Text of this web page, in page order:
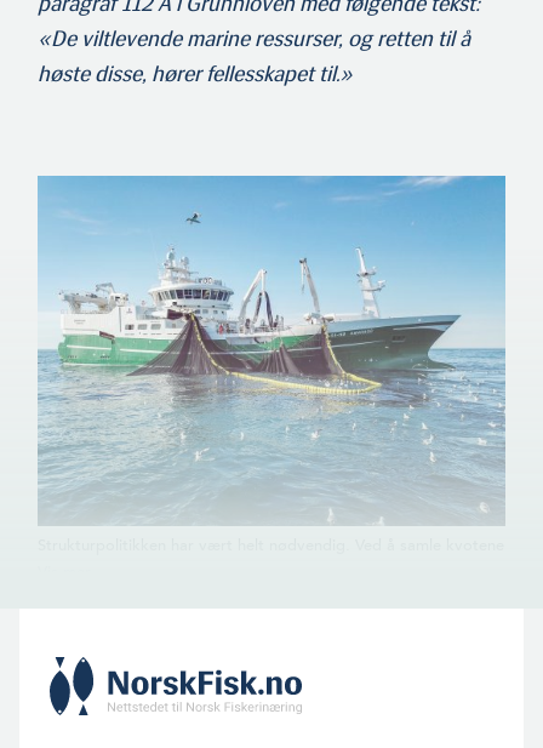
«De viltlevende marine ressurser, og retten til å
høste disse, hører fellesskapet til.»
dag har båten en grunnkvote på 450 basistonn og over 340